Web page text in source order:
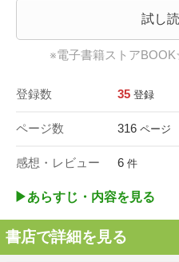
試し
※電子書籍ストア
登録数 35 登録
ページ数 316 ページ
感想・レビュー 6 件
▶︎あらすじ・内容を見る
書店で詳細を見る